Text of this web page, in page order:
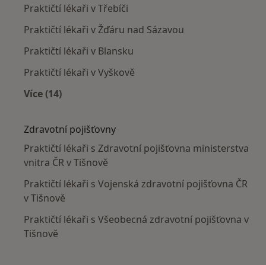
Praktičtí lékaři v Třebíči
Praktičtí lékaři v Žďáru nad Sázavou
Praktičtí lékaři v Blansku
Praktičtí lékaři v Vyškově
Více (14)
Zdravotní pojišťovny
Praktičtí lékaři s Zdravotní pojišťovna ministerstva
vnitra ČR v Tišnově
Praktičtí lékaři s Vojenská zdravotní pojišťovna ČR
v Tišnově
Praktičtí lékaři s Všeobecná zdravotní pojišťovna v
Tišnově